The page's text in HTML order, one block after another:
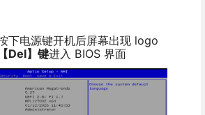
下电源键开机后屏幕出现 logo
Del】键进入 BIOS 界面